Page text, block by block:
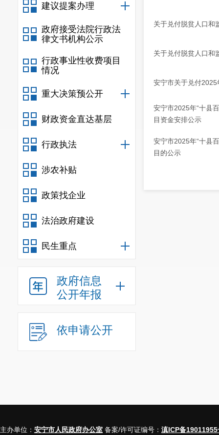
建议提案办理
政府接受法院行政法
律文书机构公示
行政事业性收费项目
情况
重大决策预公开
财政资金直达基层
行政执法
涉农补贴
政策找企业
法治政府建设
民生重点
政府信息
公开年报
依申请公开
关于兑付脱贫人口和
关于兑付脱贫人口和
安宁市关于兑付2025
安宁市2025年“十县
目资金安排公示
安宁市2025年“十县
目的公示
主办单位： 安宁市人民政府办公室 备案/许可证编号： 滇ICP备